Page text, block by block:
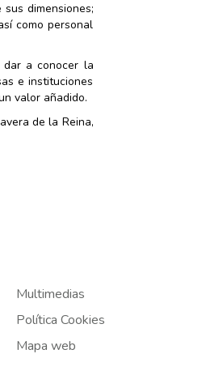
dimensiones;
como personal
dar a conocer la
e instituciones
valor añadido.
de la Reina,
Multimedias
Política Cookies
Mapa web